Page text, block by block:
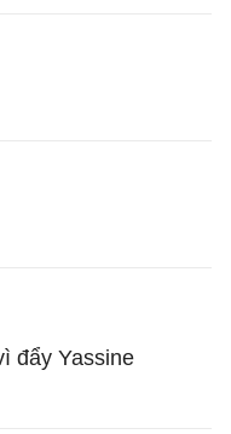
đẩy Yassine